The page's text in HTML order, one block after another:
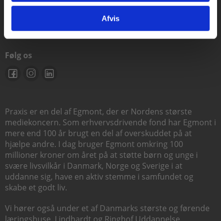
Afvis
Følg os
Praxis er en del af Egmont, der er Nordens største
mediekoncern. Som erhvervsdrivende fond har Egmont i
mere end 100 år brugt en del af overskuddet på at
hjælpe andre. I dag bruger Egmont omkring 100
millioner kroner om året på at støtte børn og unge i
svære livsvilkår i Danmark, Norge og Sverige i at
uddanne sig, have en aktiv stemme i samfundet og
skabe et godt liv.
Vi hører også under et af Danmarks største og førende